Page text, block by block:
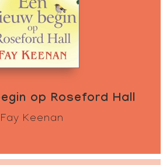
op Roseford Hall
Fay Keenan